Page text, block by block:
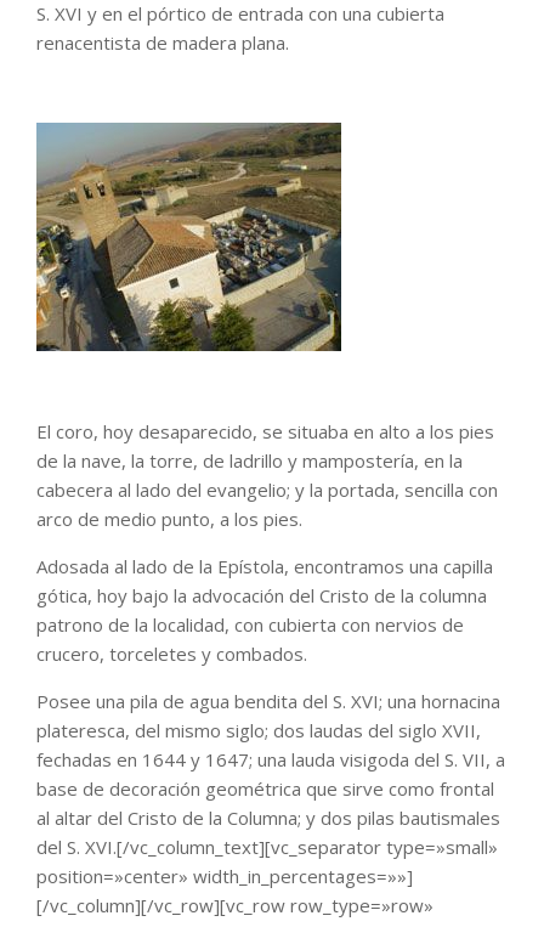
S. XVI y en el pórtico de entrada con una cubierta
renacentista de madera plana.
El coro, hoy desaparecido, se situaba en alto a los pies
de la nave, la torre, de ladrillo y mampostería, en la
cabecera al lado del evangelio; y la portada, sencilla con
arco de medio punto, a los pies.
Adosada al lado de la Epístola, encontramos una capilla
gótica, hoy bajo la advocación del Cristo de la columna
patrono de la localidad, con cubierta con nervios de
crucero, torceletes y combados.
Posee una pila de agua bendita del S. XVI; una hornacina
plateresca, del mismo siglo; dos laudas del siglo XVII,
fechadas en 1644 y 1647; una lauda visigoda del S. VII, a
base de decoración geométrica que sirve como frontal
al altar del Cristo de la Columna; y dos pilas bautismales
del S. XVI.[/vc_column_text][vc_separator type=»small»
position=»center» width_in_percentages=»»]
[/vc_column][/vc_row][vc_row row_type=»row»